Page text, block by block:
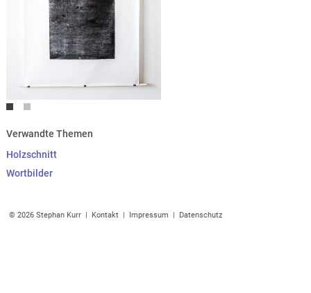
Verwandte Themen
Holzschnitt
Wortbilder
© 2026 Stephan Kurr | Kontakt | Impressum | Datenschutz